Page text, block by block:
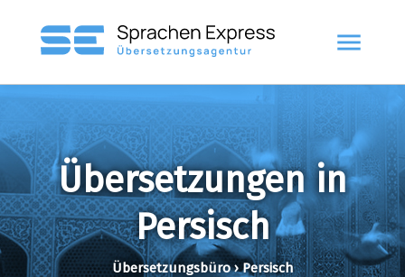
menu
Übersetzungen in
Persisch
Übersetzungsbüro › Persisch